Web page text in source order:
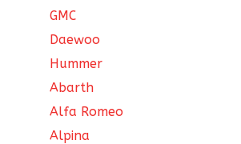
GMC
Daewoo
Hummer
Abarth
Alfa Romeo
Alpina